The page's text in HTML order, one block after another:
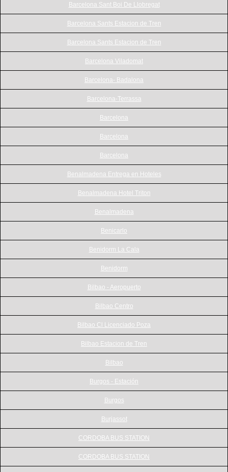
Barcelona Sant Boi De Llobregat
Barcelona Sants Estacion de Tren
Barcelona Sants Estacion de Tren
Barcelona Viladomat
Barcelona- Badalona
Barcelona-Terrassa
Barcelona
Barcelona
Barcelona
Benalmadena Entrega en Hoteles
Benalmadena Hotel Triton
Benalmadena
Benicarlo
Benidorm La Cala
Benidorm
Bilbao - Aeropuerto
Bilbao Centro
Bilbao Cl Licenciado Poza
Bilbao Estacion de Tren
Bilbao
Burgos - Estación
Burgos
Burjassot
CORDOBA BUS STATION
CORDOBA BUS STATION